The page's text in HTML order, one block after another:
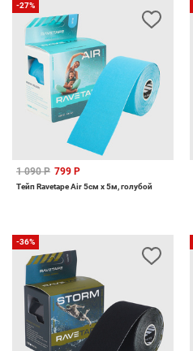
-27%
1 090 Р 799 Р
Тейп Ravetape Air 5см х 5м, голубой
-36%